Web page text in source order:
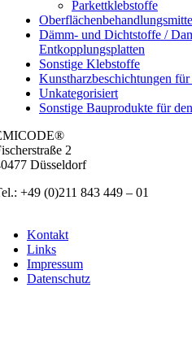
Parkettklebstoffe
Dämm- und Dichtstoffe /
Entkopplungsplatten
Sonstige Klebstoffe
Kunstharzbeschichtungen
Unkategorisiert
Sonstige Bauprodukte für
2
Düs­sel­dorf
+49 (0)211 843 449 – 01
Kon­takt
Links
Impres­sum
Daten­schutz